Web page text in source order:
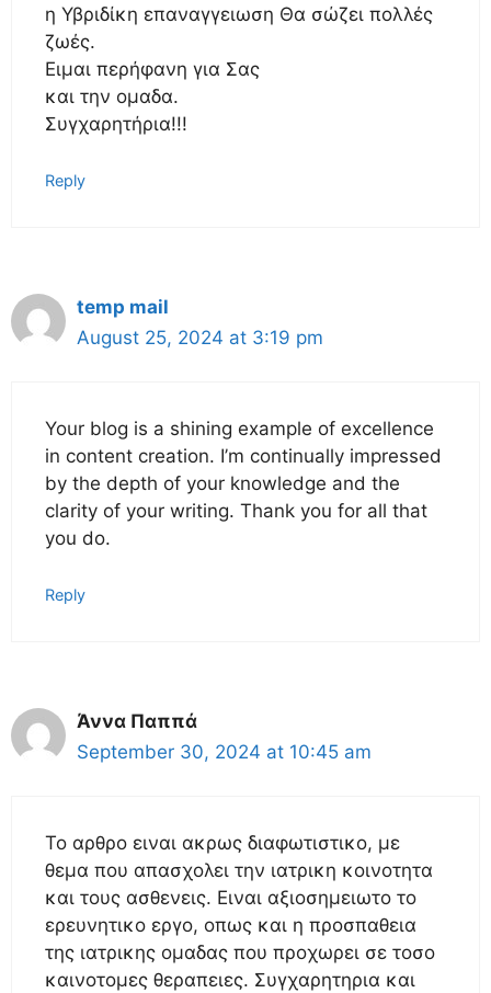
η Υβριδίκη επαναγγειωση Θα σώζει πολλές
ζωές.
Ειμαι περήφανη για Σας
και την ομαδα.
Συγχαρητήρια!!!
Reply
temp mail
August 25, 2024 at 3:19 pm
Your blog is a shining example of excellence
in content creation. I’m continually impressed
by the depth of your knowledge and the
clarity of your writing. Thank you for all that
you do.
Reply
Άννα Παππά
September 30, 2024 at 10:45 am
Το αρθρο ειναι ακρως διαφωτιστικο, με
θεμα που απασχολει την ιατρικη κοινοτητα
και τους ασθενεις. Ειναι αξιοσημειωτο το
ερευνητικο εργο, οπως και η προσπαθεια
της ιατρικης ομαδας που προχωρει σε τοσο
καινοτομες θεραπειες. Συγχαρητηρια και